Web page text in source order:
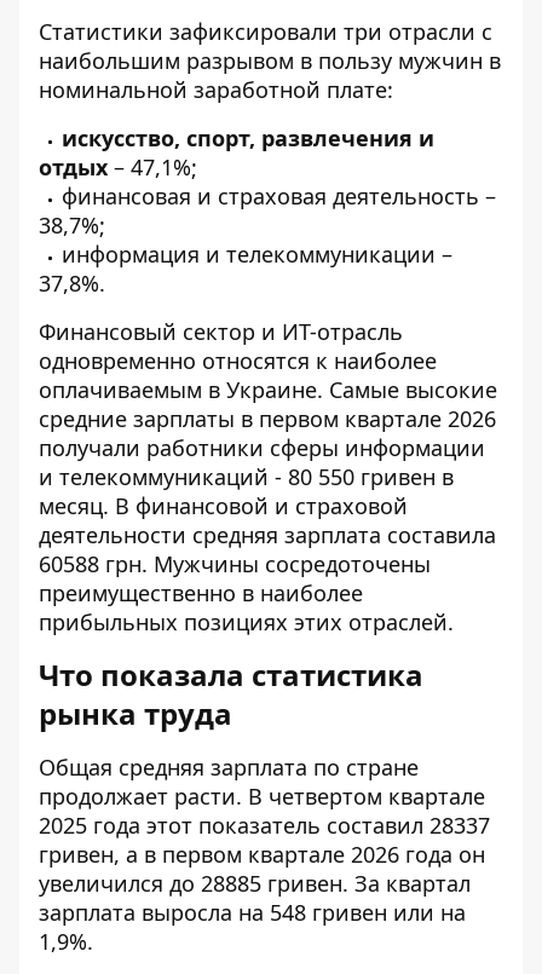
Статистики зафиксировали три отрасли с
наибольшим разрывом в пользу мужчин в
номинальной заработной плате:
искусство, спорт, развлечения и
отдых – 47,1%;
финансовая и страховая деятельность –
38,7%;
информация и телекоммуникации –
37,8%.
Финансовый сектор и ИТ-отрасль
одновременно относятся к наиболее
оплачиваемым в Украине. Самые высокие
средние зарплаты в первом квартале 2026
получали работники сферы информации
и телекоммуникаций - 80 550 гривен в
месяц. В финансовой и страховой
деятельности средняя зарплата составила
60588 грн. Мужчины сосредоточены
преимущественно в наиболее
прибыльных позициях этих отраслей.
Что показала статистика
рынка труда
Общая средняя зарплата по стране
продолжает расти. В четвертом квартале
2025 года этот показатель составил 28337
гривен, а в первом квартале 2026 года он
увеличился до 28885 гривен. За квартал
зарплата выросла на 548 гривен или на
1,9%.